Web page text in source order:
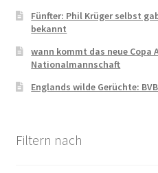
Fünfter: Phil Krüger selbst
bekannt
wann kommt das neue Copa
Nationalmannschaft
Englands wilde Gerüchte:
Filtern nach